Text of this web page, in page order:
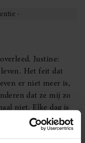
Justine:
Het feit dat
er niet meer is,
dat ze mij zo
niet. Elke dag is
denk ik aan
die door mijn